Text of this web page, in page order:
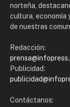
norteña,
cultura, economía
de nuestras
Redacción:
Publicidad:
Contáctanos: